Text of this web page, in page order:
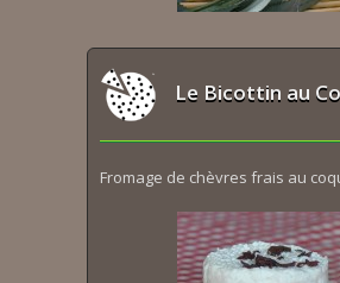
Le Bicottin au
Fromage de chèvres frais au